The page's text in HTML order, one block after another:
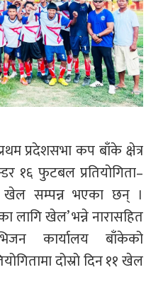
प्रदेशसभा कप बाँके क्षेत्र
१६ फुटबल प्रतियोगिता–
खेल सम्पन्न भएका छन् ।
लागि खेल’ भन्ने नारासहित
कार्यालय बाँकेको
दोस्रो दिन ११ खेल